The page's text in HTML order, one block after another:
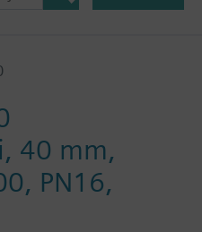
40 mm,
PN16,